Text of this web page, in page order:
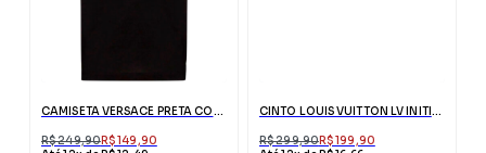
CAMISETA VERSACE PRETA COM ESTAMPA MEDUSA DOURADA
R$ 249,90R$ 149,90
CINTO LOUIS VUITTON LV INITIALES PRETO MATTE
R$ 299,90R$ 199,90